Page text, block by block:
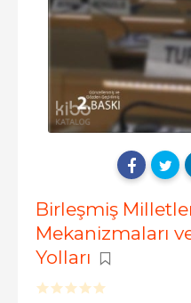
Birleşmiş
Mekanizmaları
Yolları